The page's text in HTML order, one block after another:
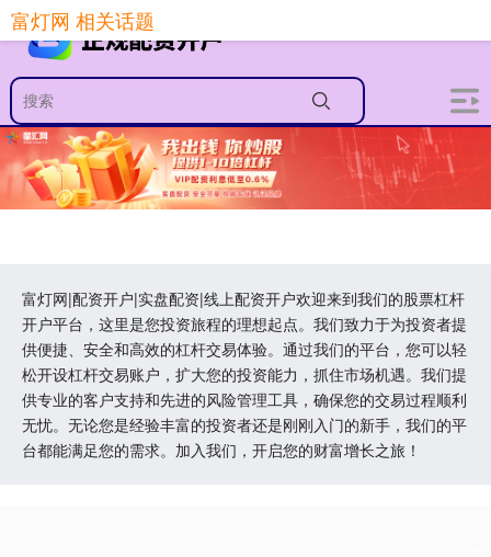
富灯网|配资开户|实盘配资|线上配资开户欢迎来到我们的股票杠杆
开户平台，这里是您投资旅程的理想起点。我们致力于为投资者提
供便捷、安全和高效的杠杆交易体验。通过我们的平台，您可以轻
松开设杠杆交易账户，扩大您的投资能力，抓住市场机遇。我们提
供专业的客户支持和先进的风险管理工具，确保您的交易过程顺利
无忧。无论您是经验丰富的投资者还是刚刚入门的新手，我们的平
台都能满足您的需求。加入我们，开启您的财富增长之旅！
富灯网 相关话题